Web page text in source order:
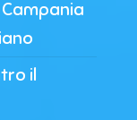
il